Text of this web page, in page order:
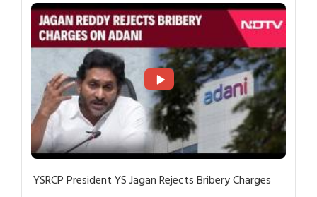
YSRCP President YS Jagan Rejects Bribery Charges